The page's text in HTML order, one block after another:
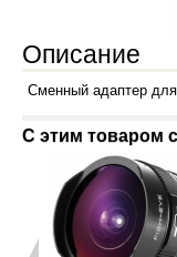
Описание
Сменный адаптер
С этим товаром